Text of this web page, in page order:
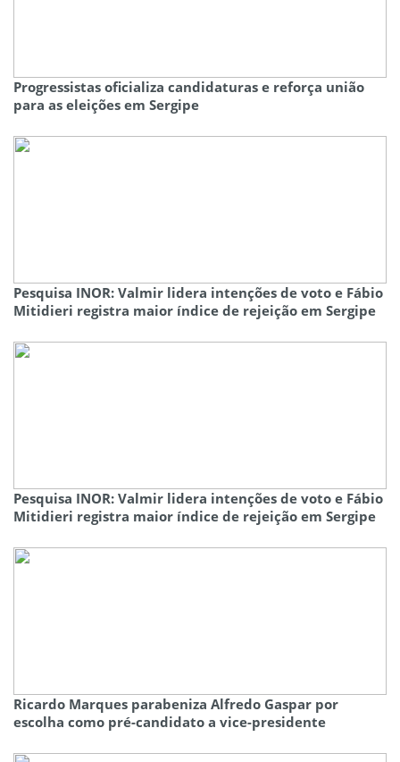
Progressistas oficializa candidaturas e reforça união
para as eleições em Sergipe
Pesquisa INOR: Valmir lidera intenções de voto e Fábio
Mitidieri registra maior índice de rejeição em Sergipe
Pesquisa INOR: Valmir lidera intenções de voto e Fábio
Mitidieri registra maior índice de rejeição em Sergipe
Ricardo Marques parabeniza Alfredo Gaspar por
escolha como pré-candidato a vice-presidente